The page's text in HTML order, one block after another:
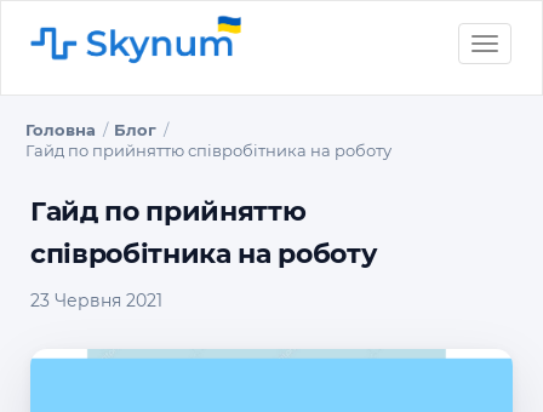
Toggle
Головна
Блог
Гайд по прийняттю співробітника на роботу
Гайд по прийняттю
співробітника на роботу
23 Червня 2021